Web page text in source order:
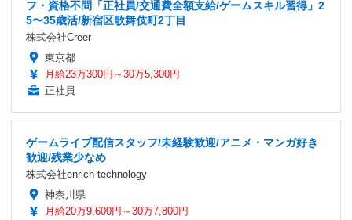
フ・資格不問「正社員/交通費全額支給/ゲームスキル習得」2
5〜35歳活/新宿区歌舞伎町2丁目
株式会社Creer
東京都
月給23万300円～30万5,300円
正社員
ゲームライブ配信スタッフ/未経験歓迎/アニメ・マンガ好き
歓迎/残業少なめ
株式会社enrich technology
神奈川県
月給20万9,600円～30万7,800円